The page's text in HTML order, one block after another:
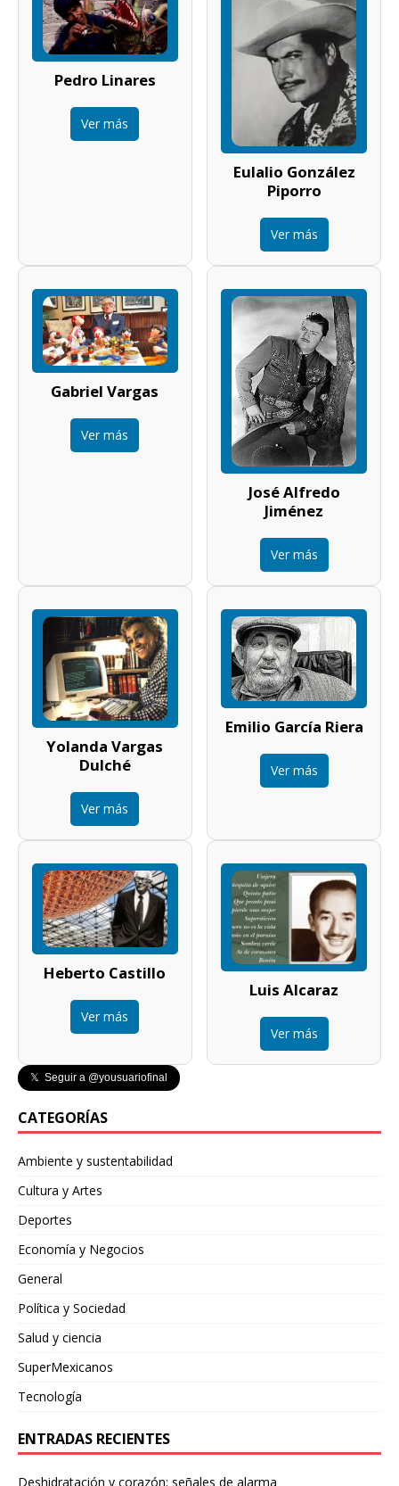
Pedro Linares
Ver más
Eulalio González
Piporro
Ver más
Gabriel Vargas
Ver más
José Alfredo
Jiménez
Ver más
Yolanda Vargas
Dulché
Ver más
Emilio García Riera
Ver más
Heberto Castillo
Ver más
Luis Alcaraz
Ver más
𝕏 Seguir a @yousuariofinal
CATEGORÍAS
Ambiente y sustentabilidad
Cultura y Artes
Deportes
Economía y Negocios
General
Política y Sociedad
Salud y ciencia
SuperMexicanos
Tecnología
ENTRADAS RECIENTES
Deshidratación y corazón: señales de alarma